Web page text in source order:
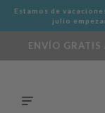
Estamos de
julio
ENVÍO GRATIS